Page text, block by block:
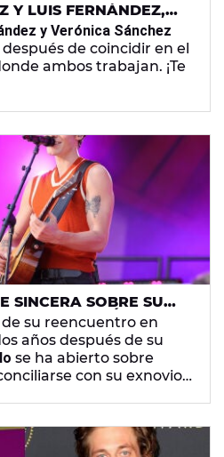
Y LUIS FERNÁNDEZ,
y Verónica Sánchez
después de coincidir en el
ambos trabajan. ¡Te
SINCERA SOBRE SU
CON
su reencuentro en
años después de su
se ha abierto sobre
con su exnovio